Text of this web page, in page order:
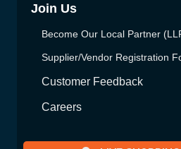
Join Us
Become Our Local Partner
Supplier/Vendor Registration
Customer Feedback
Careers